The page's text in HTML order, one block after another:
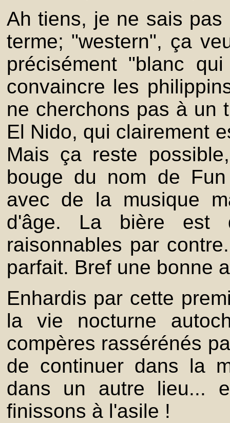
Ah tiens, je ne sais
terme; "western", ça
précisément "blanc
convaincre les
ne cherchons pas à un
El Nido, qui clairement
Mais ça reste
bouge du nom de
avec de la musique
d'âge. La bière est
raisonnables par
parfait. Bref une bonne
Enhardis par cette
la vie nocturne
compères rassérénés
de continuer dans la
dans un autre lieu...
finissons à l'asile !